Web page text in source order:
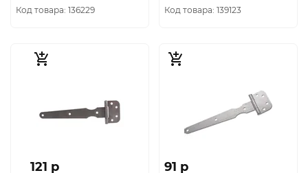
Код товара: 136229 Код товара: 139123
121 p 91 p